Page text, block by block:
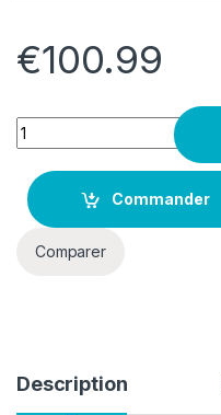
€100.99
Quantity
Commander
Comparer
Description